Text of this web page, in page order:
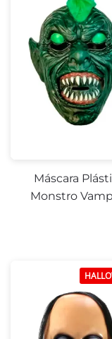
Máscara
Monstro